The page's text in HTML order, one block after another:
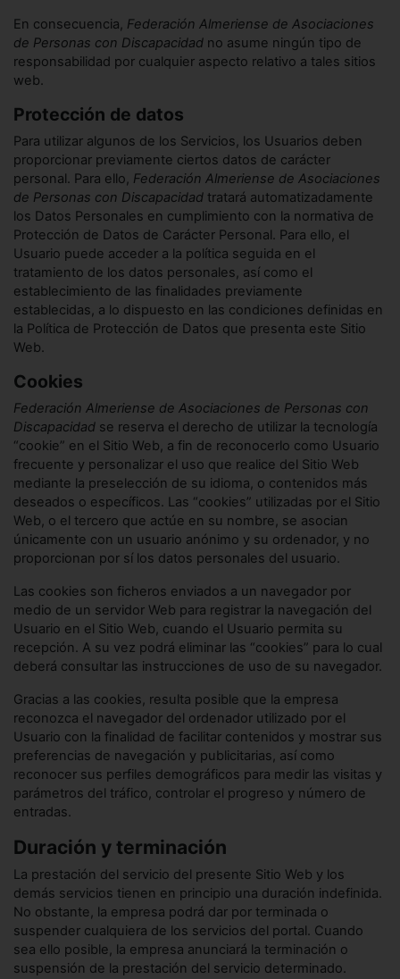
En consecuencia, Federación Almeriense de Asociaciones
de Personas con Discapacidad no asume ningún tipo de
responsabilidad por cualquier aspecto relativo a tales sitios
web.
Protección de datos
Para utilizar algunos de los Servicios, los Usuarios deben
proporcionar previamente ciertos datos de carácter
personal. Para ello, Federación Almeriense de Asociaciones
de Personas con Discapacidad tratará automatizadamente
los Datos Personales en cumplimiento con la normativa de
Protección de Datos de Carácter Personal. Para ello, el
Usuario puede acceder a la política seguida en el
tratamiento de los datos personales, así como el
establecimiento de las finalidades previamente
establecidas, a lo dispuesto en las condiciones definidas en
la Política de Protección de Datos que presenta este Sitio
Web.
Cookies
Federación Almeriense de Asociaciones de Personas con
Discapacidad se reserva el derecho de utilizar la tecnología
“cookie” en el Sitio Web, a fin de reconocerlo como Usuario
frecuente y personalizar el uso que realice del Sitio Web
mediante la preselección de su idioma, o contenidos más
deseados o específicos. Las “cookies” utilizadas por el Sitio
Web, o el tercero que actúe en su nombre, se asocian
únicamente con un usuario anónimo y su ordenador, y no
proporcionan por sí los datos personales del usuario.
Las cookies son ficheros enviados a un navegador por
medio de un servidor Web para registrar la navegación del
Usuario en el Sitio Web, cuando el Usuario permita su
recepción. A su vez podrá eliminar las “cookies” para lo cual
deberá consultar las instrucciones de uso de su navegador.
Gracias a las cookies, resulta posible que la empresa
reconozca el navegador del ordenador utilizado por el
Usuario con la finalidad de facilitar contenidos y mostrar sus
preferencias de navegación y publicitarias, así como
reconocer sus perfiles demográficos para medir las visitas y
parámetros del tráfico, controlar el progreso y número de
entradas.
Duración y terminación
La prestación del servicio del presente Sitio Web y los
demás servicios tienen en principio una duración indefinida.
No obstante, la empresa podrá dar por terminada o
suspender cualquiera de los servicios del portal. Cuando
sea ello posible, la empresa anunciará la terminación o
suspensión de la prestación del servicio determinado.